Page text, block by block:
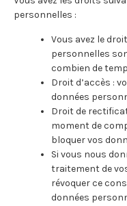
personnelles :
Vous avez le
personnelles
combien de
Droit d’accès :
données
Droit de
moment de
bloquer vos
Si vous nous
traitement de
révoquer ce
données